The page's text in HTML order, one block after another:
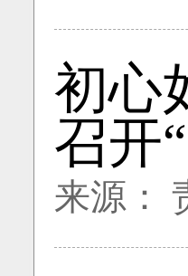
初心
召开
来源：